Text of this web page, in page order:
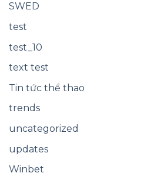
SWED
test
test_10
text test
Tin tức thể thao
trends
uncategorized
updates
Winbet